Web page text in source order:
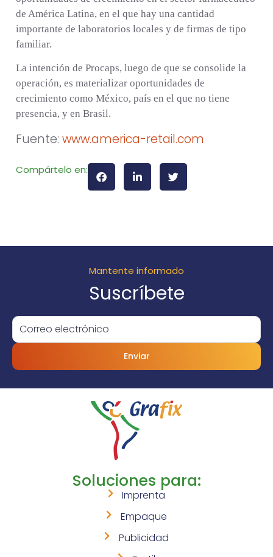
de América Latina, en el que hay una cantidad
importante de laboratorios locales y de firmas de tipo
familiar.
La intención de Procaps, luego de que se consolide la
operación, es materializar oportunidades de
crecimiento como México, país en el que no tiene
presencia, y en Brasil.
Fuente: www.america-retail.com
Compártelo en:
Mantente informado
Suscríbete
Enviar
Soluciones para:
Imprenta
Empaque
Publicidad